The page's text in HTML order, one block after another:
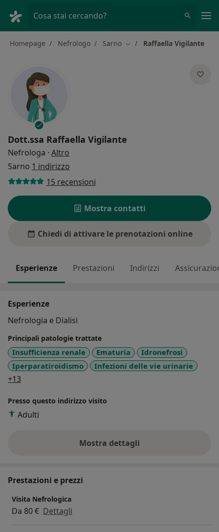
Cosa stai cercando?
Homepage Nefrologo Sarno Cambia città
Raffaella Vigilante
Dott.ssa Raffaella Vigilante
Nefrologa · Altro
Sarno 1 indirizzo
15 recensioni
Mostra contatti
Chiedi di attivare le prenotazioni online
Esperienze Prestazioni Indirizzi
Esperienze
Nefrologia e Dialisi
Principali patologie trattate
Insufficienza renale Ematuria
Idronefrosi
Iperparatiroidismo
Infezioni delle vie urinarie
+13
Presso questo indirizzo visito
Adulti
Mostra dettagli
sull'esperienza
Prestazioni e prezzi
Visita Nefrologica
Da 80 € Dettagli